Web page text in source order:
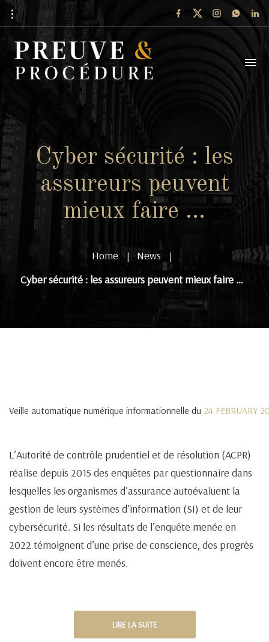
Cyber sécurité : les
assureurs peuvent
mieux faire …
Home | News |
Cyber sécurité : les assureurs peuvent mieux faire …
Veille automatique numérique informationnelle du 24 FEBRUARY
L’Autorité de contrôle prudentiel et de résolution (ACPR)
réalise depuis 2015 des enquêtes par questionnaire dans
lesquelles les organismes d’assurance autoévaluent la
gestion de leurs systèmes d’information (SI) et de leur
cybersécurité. Si les résultats de l’enquête menée en
2022 témoignent d’une prise de conscience, des progrès
doivent encore être menés.
LIRE LA SUITE